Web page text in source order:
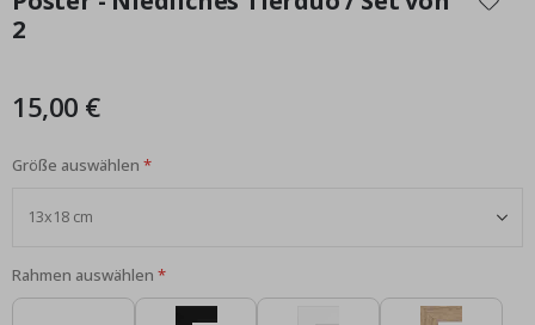
der
Bildgalerie
2
15,00 €
Größe auswählen
Rahmen auswählen